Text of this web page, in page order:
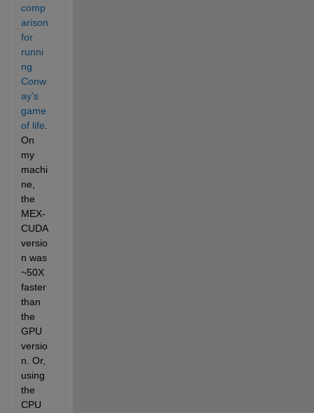
comp
arison
for
runni
ng
Conw
ay's
game
of life
On
my
machi
ne,
the
MEX-
CUDA
versio
n was
~50X
faster
than
the
GPU
versio
n. Or,
using
the
CPU